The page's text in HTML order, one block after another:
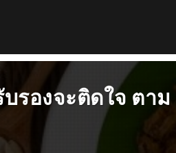
รองจะติดใจ ตาม